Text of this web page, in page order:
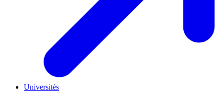
Universités